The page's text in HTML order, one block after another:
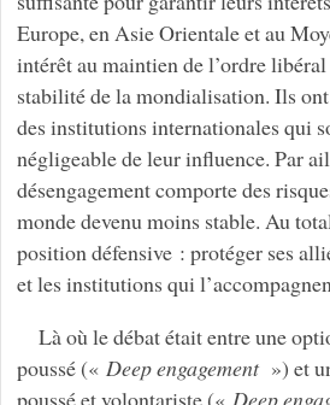
Europe, en Asie Orientale et au
intérêt au maintien de l’ordre
stabilité de la mondialisation. Ils
des institutions internationales qui
négligeable de leur influence. Par
désengagement comporte des
monde devenu moins stable. Au
position défensive : protéger ses
et les institutions qui
Là où le débat était entre une
poussé (« Deep engagement ») et